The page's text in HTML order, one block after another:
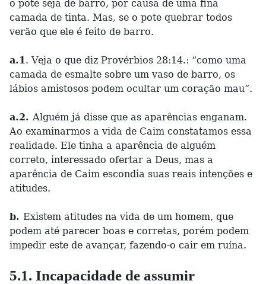
o pote seja de barro, por causa de uma fina
camada de tinta. Mas, se o pote quebrar todos
verão que ele é feito de barro.
a.1. Veja o que diz Provérbios 28:14.: “como uma
camada de esmalte sobre um vaso de barro, os
lábios amistosos podem ocultar um coração mau”.
a.2. Alguém já disse que as aparências enganam.
Ao examinarmos a vida de Caim constatamos essa
realidade. Ele tinha a aparência de alguém
correto, interessado ofertar a Deus, mas a
aparência de Caim escondia suas reais intenções e
atitudes.
b. Existem atitudes na vida de um homem, que
podem até parecer boas e corretas, porém podem
impedir este de avançar, fazendo-o cair em ruína.
5.1. Incapacidade de assumir